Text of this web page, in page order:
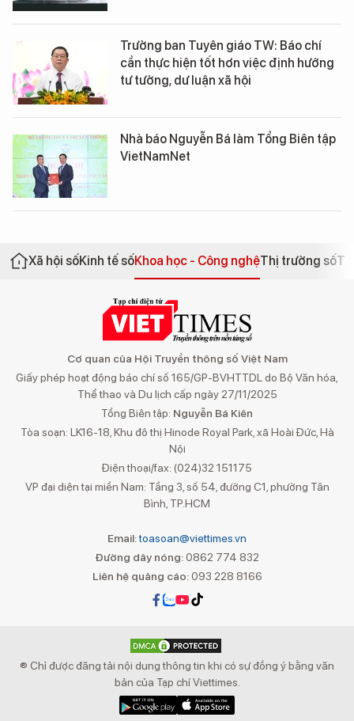
Trưởng ban Tuyên giáo TW: Báo chí
cần thực hiện tốt hơn việc định hướng
tư tưởng, dư luận xã hội
Nhà báo Nguyễn Bá làm Tổng Biên tập
VietNamNet
Xã hội sốKinh tế sốKhoa học - Công nghệThị trường số
Cơ quan của Hội Truyền thông số Việt Nam
Giấy phép hoạt động báo chí số 165/GP-BVHTTDL do Bộ Văn hóa,
Thể thao và Du lịch cấp ngày 27/11/2025
Tổng Biên tập: Nguyễn Bá Kiên
Tòa soạn: LK16-18, Khu đô thị Hinode Royal Park, xã Hoài Đức, Hà
Nội
Điện thoại/fax: (024)32 151175
VP đại diện tại miền Nam: Tầng 3, số 54, đường C1, phường Tân
Bình, TP.HCM
Email:toasoan@viettimes.vn
Đường dây nóng: 0862 774 832
Liên hệ quảng cáo:093 228 8166
® Chỉ được đăng tải nội dung thông tin khi có sự đồng ý bằng văn
bản của Tạp chí Viettimes.